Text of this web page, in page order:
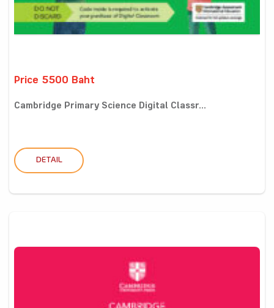
Price 5500 Baht
Cambridge Primary Science Digital Classr...
DETAIL